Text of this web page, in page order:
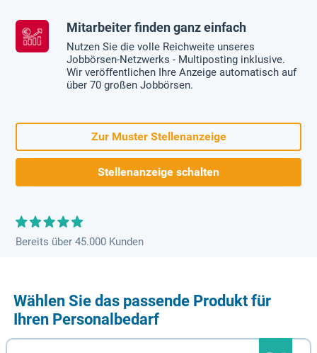
Mitarbeiter finden ganz einfach
Nutzen Sie die volle Reichweite unseres
Jobbörsen-Netzwerks - Multiposting inklusive.
Wir veröffentlichen Ihre Anzeige automatisch auf
über 70 großen Jobbörsen.
Zur Muster Stellenanzeige
Stellenanzeige schalten
Bereits über 45.000 Kunden
Wählen Sie das passende Produkt für
Ihren Personalbedarf